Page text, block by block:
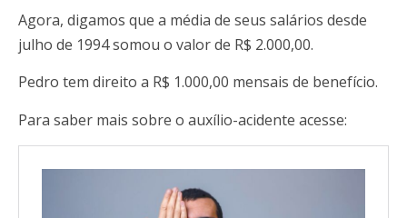
Agora, digamos que a média de seus salários desde
julho de 1994 somou o valor de R$ 2.000,00.
Pedro tem direito a R$ 1.000,00 mensais de benefício.
Para saber mais sobre o auxílio-acidente acesse: